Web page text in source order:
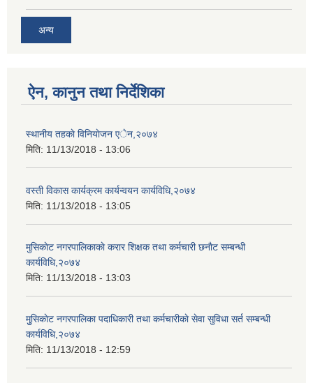
अन्य
ऐन, कानुन तथा निर्देशिका
स्थानीय तहकाे विनियाेजन एेन,२०७४
मिति: 11/13/2018 - 13:06
वस्ती विकास कार्यक्रम कार्यन्वयन कार्यविधि,२०७४
मिति: 11/13/2018 - 13:05
मुसिकाेट नगरपालिकाकाे करार शिक्षक तथा कर्मचारी छनाैट सम्बन्धी
कार्यविधि,२०७४
मिति: 11/13/2018 - 13:03
मुुसिकाेट नगरपालिका पदाधिकारी तथा कर्मचारीकाे सेवा सुविधा सर्त सम्बन्धी
कार्यविधि,२०७४
मिति: 11/13/2018 - 12:59